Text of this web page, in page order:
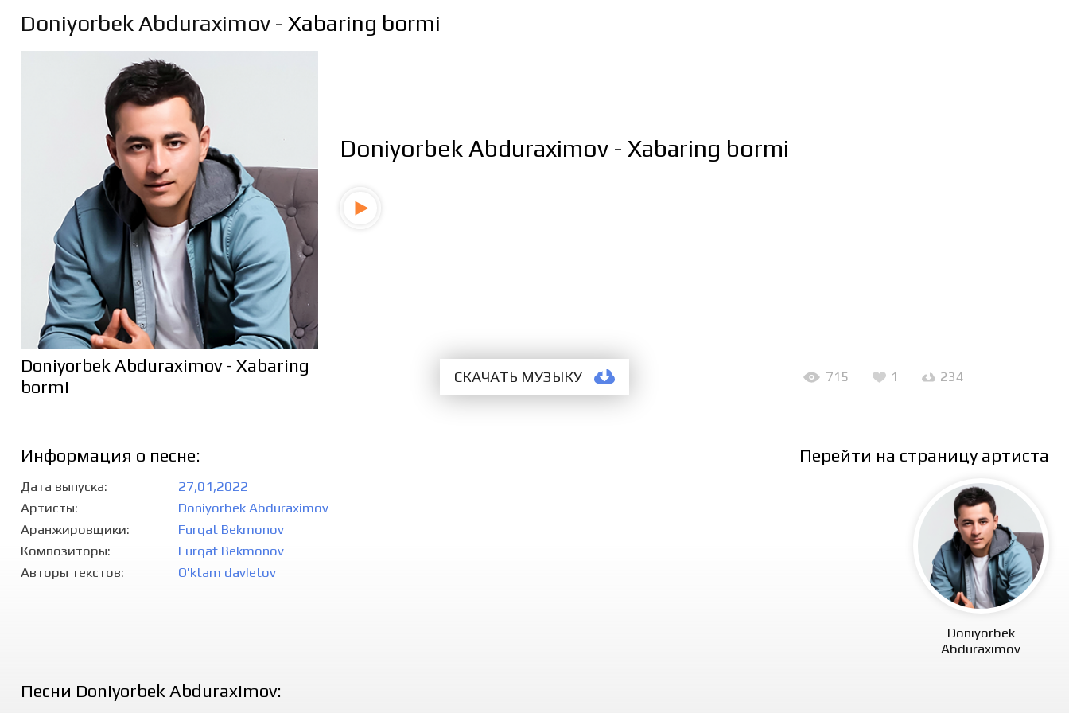
Doniyorbek Abduraximov- Xabaring bormi
Doniyorbek Abduraximov - Xabaring bormi
Doniyorbek Abduraximov - Xabaring
bormi
СКАЧАТЬ МУЗЫКУ 715 1 234
Информация о песне:
Дата выпуска
27,01,2022
Артисты
Doniyorbek Abduraximov
Аранжировщики
Furqat Bekmonov
Композиторы
Furqat Bekmonov
Авторы текстов
O'ktam davletov
Перейти на страницу артиста
Doniyorbek
Abduraximov
Песни Doniyorbek Abduraximov: